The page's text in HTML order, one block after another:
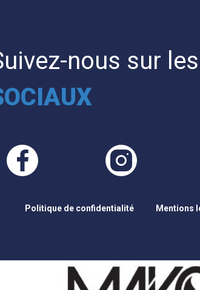
nous sur les
Politique de confidentialité Mentions